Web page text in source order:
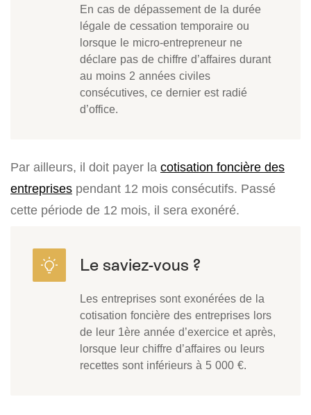
En cas de dépassement de la durée
légale de cessation temporaire ou
lorsque le micro-entrepreneur ne
déclare pas de chiffre d’affaires durant
au moins 2 années civiles
consécutives, ce dernier est radié
d’office.
Par ailleurs, il doit payer la cotisation foncière des
entreprises pendant 12 mois consécutifs. Passé
cette période de 12 mois, il sera exonéré.
Les entreprises sont exonérées de la
cotisation foncière des entreprises lors
de leur 1ère année d’exercice et après,
lorsque leur chiffre d’affaires ou leurs
recettes sont inférieurs à 5 000 €.